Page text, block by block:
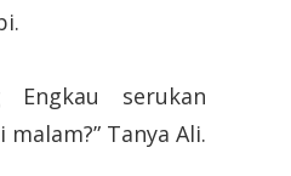
Engkau serukan
Tanya Ali.